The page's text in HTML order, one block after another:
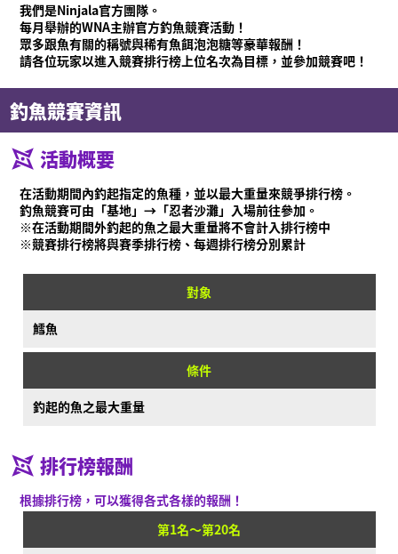
線上說明書
商品資訊
Language
我們是Ninjala官方團隊。
每月舉辦的WNA主辦官方釣魚競賽活動！
眾多跟魚有關的稱號與稀有魚餌泡泡糖等豪華報酬！
請各位玩家以進入競賽排行榜上位名次為目標，並參加競賽吧！
釣魚競賽資訊
活動概要
在活動期間內釣起指定的魚種，並以最大重量來競爭排行榜。
釣魚競賽可由「基地」→「忍者沙灘」入場前往參加。
※在活動期間外釣起的魚之最大重量將不會計入排行榜中
※競賽排行榜將與賽季排行榜、每週排行榜分別累計
對象
鱈魚
條件
釣起的魚之最大重量
排行榜報酬
根據排行榜，可以獲得各式各樣的報酬！
第1名～第20名